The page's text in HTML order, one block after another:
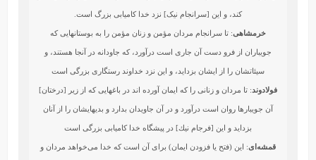
کند، و این [سرانجام نیک] نزد خدا کامیابی بزرگ است.
خرمشاهی: تا سرانجام مردان مؤمن و زنان مؤمن را به بوستانهايى كه
جويباران از فرو دست آن جارى است درآورد، كه جاودانه در آنجا هستند، و
سيئاتشان را از ايشان بزدايد، و اين نزد خداوند رستگارى بزرگى است‏
فولادوند: تا مردان و زنانى را كه ايمان آورده‏ اند در باغهايى كه از زير [درختان]
آن جويبارها روان است درآورد و در آن جاويدان بدارد و بديهايشان را از آنان
بزدايد و اين [فرجام نيك] در پيشگاه خدا كاميابى بزرگى است
قمشه‌ای: این (فتح یا فزودن ایمان) برای آن است که خدا می‌خواهد مردان و